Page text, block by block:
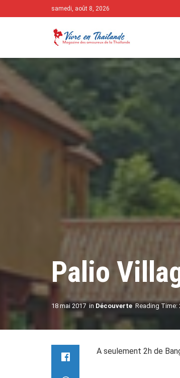
samedi, août 8, 2026
Palio
18 mai 2017 in Découverte Reading Time:
A seulement 2h de